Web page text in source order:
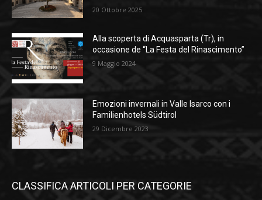
20 Ottobre 2025
Alla scoperta di Acquasparta (Tr), in
occasione de “La Festa del Rinascimento”
9 Maggio 2024
Emozioni invernali in Valle Isarco con i
Familienhotels Südtirol
29 Dicembre 2023
CLASSIFICA ARTICOLI PER CATEGORIE